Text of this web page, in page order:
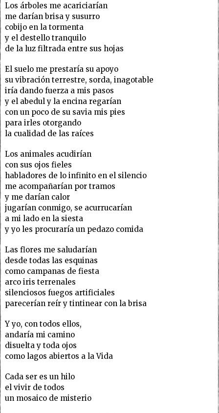
Los árboles me acariciarían
me darían brisa y susurro
cobijo en la tormenta
y el destello tranquilo
de la luz filtrada entre sus hojas
El suelo me prestaría su apoyo
su vibración terrestre, sorda, inagotable
iría dando fuerza a mis pasos
y el abedul y la encina regarían
con un poco de su savia mis pies
para irles otorgando
la cualidad de las raíces
Los animales acudirían
con sus ojos fieles
habladores de lo infinito en el silencio
me acompañarían por tramos
y me darían calor
jugarían conmigo, se acurrucarían
a mi lado en la siesta
y yo les procuraría un pedazo comida
Las flores me saludarían
desde todas las esquinas
como campanas de fiesta
arco iris terrenales
silenciosos fuegos artificiales
parecerían reír y tintinear con la brisa
Y yo, con todos ellos,
andaría mi camino
disuelta y toda ojos
como lagos abiertos a la Vida
Cada ser es un hilo
el vivir de todos
un mosaico de misterio